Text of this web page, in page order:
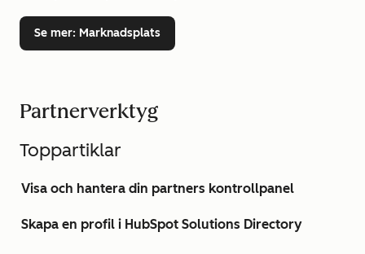
Se mer: Marknadsplats
Partnerverktyg
Toppartiklar
Visa och hantera din partners kontrollpanel
Skapa en profil i HubSpot Solutions Directory